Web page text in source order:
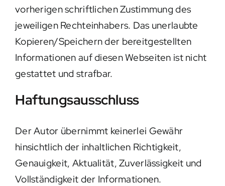
vorherigen schriftlichen Zustimmung des
jeweiligen Rechteinhabers. Das unerlaubte
Kopieren/Speichern der bereitgestellten
Informationen auf diesen Webseiten ist nicht
gestattet und strafbar.
Haftungsausschluss
Der Autor übernimmt keinerlei Gewähr
hinsichtlich der inhaltlichen Richtigkeit,
Genauigkeit, Aktualität, Zuverlässigkeit und
Vollständigkeit der Informationen.